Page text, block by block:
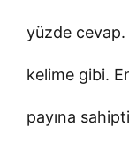
yüzde
kelime gibi.
payına